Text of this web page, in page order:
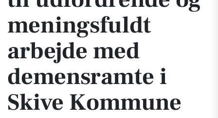
meningsfuldt
arbejde med
demensramte i
Skive Kommune